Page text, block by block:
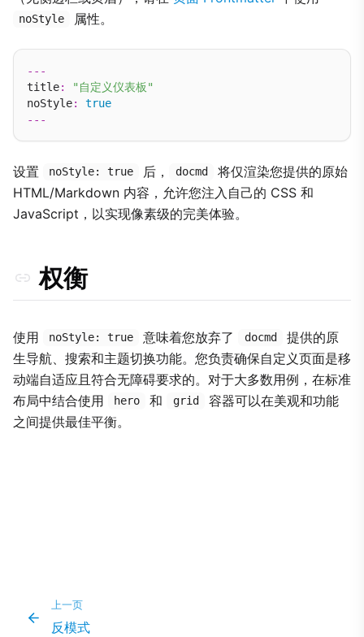
noStyle 属性。
---
title:
"自定义仪表板"
noStyle:
true
---
设置 noStyle: true 后， docmd
将仅渲染您提供的原始
HTML/Markdown 内容，允许您注入自己的 CSS 和
JavaScript，以实现像素级的完美体验。
权衡
使用 noStyle: true 意味着您放弃了 docmd
提供的原
生导航、搜索和主题切换功能。您负责确保自定义页面是移
动端自适应且符合无障碍要求的。对于大多数用例，在标准
布局中结合使用
hero 和 grid
容器可以在美观和功能
之间提供最佳平衡。
上一页
反模式